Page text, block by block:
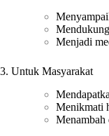
Menjadi
3. Untuk Masyarakat
Menikmati
Menambah